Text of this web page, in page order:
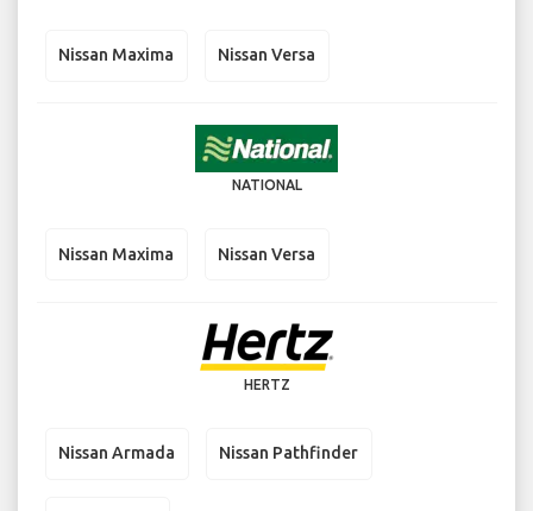
Nissan Maxima Nissan Versa
NATIONAL
Nissan Maxima Nissan Versa
HERTZ
Nissan Armada Nissan Pathfinder